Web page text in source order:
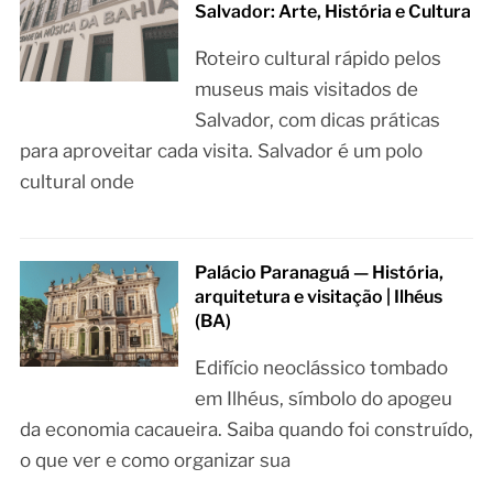
Salvador: Arte, História e Cultura
Roteiro cultural rápido pelos
museus mais visitados de
Salvador, com dicas práticas
para aproveitar cada visita. Salvador é um polo
cultural onde
Palácio Paranaguá — História,
arquitetura e visitação | Ilhéus
(BA)
Edifício neoclássico tombado
em Ilhéus, símbolo do apogeu
da economia cacaueira. Saiba quando foi construído,
o que ver e como organizar sua